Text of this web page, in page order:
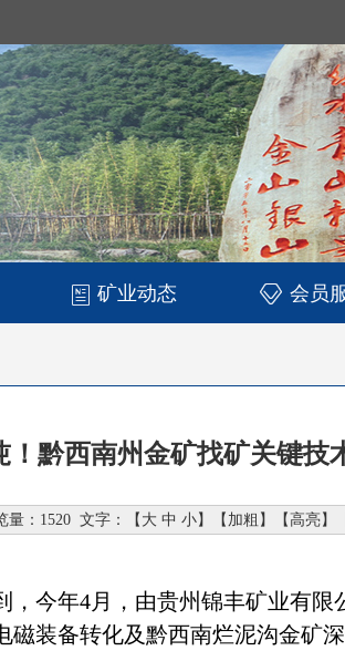
矿业动态 会员
！黔西南州金矿找矿关键技
量：1520 文字：【 大 中 小】【 加粗 】【 高亮】
今年4月，由贵州锦丰矿业有限
装备转化及黔西南烂泥沟金矿